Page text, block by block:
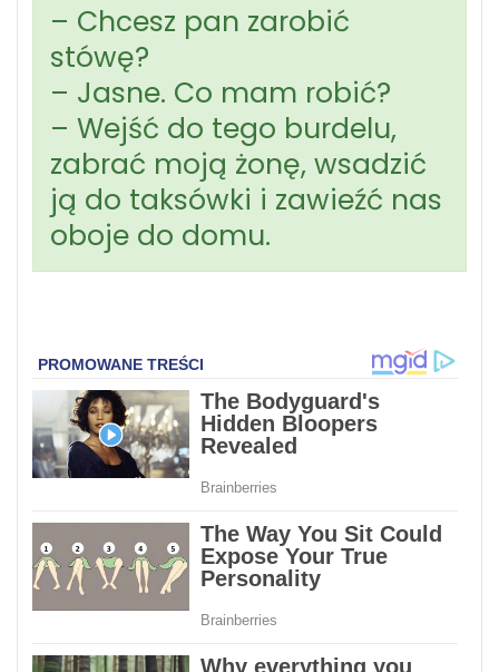
– Chcesz pan zarobić
stówę?
– Jasne. Co mam robić?
– Wejść do tego burdelu,
zabrać moją żonę, wsadzić
ją do taksówki i zawieźć nas
oboje do domu.